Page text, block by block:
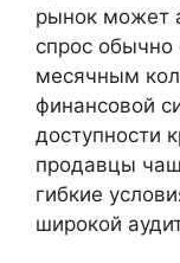
рынок может
спрос обычно
месячным
финансовой
доступности
продавцы
гибкие
широкой